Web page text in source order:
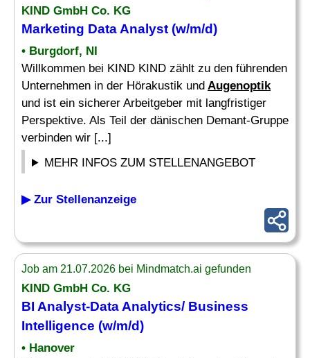
KIND GmbH Co. KG
Marketing Data Analyst (w/m/d)
• Burgdorf, NI
Willkommen bei KIND KIND zählt zu den führenden
Unternehmen in der Hörakustik und Augenoptik
und ist ein sicherer Arbeitgeber mit langfristiger
Perspektive. Als Teil der dänischen Demant-Gruppe
verbinden wir [...]
MEHR INFOS ZUM STELLENANGEBOT
▶ Zur Stellenanzeige
Job am 21.07.2026 bei Mindmatch.ai gefunden
KIND GmbH Co. KG
BI Analyst-Data Analytics/ Business
Intelligence (w/m/d)
• Hanover